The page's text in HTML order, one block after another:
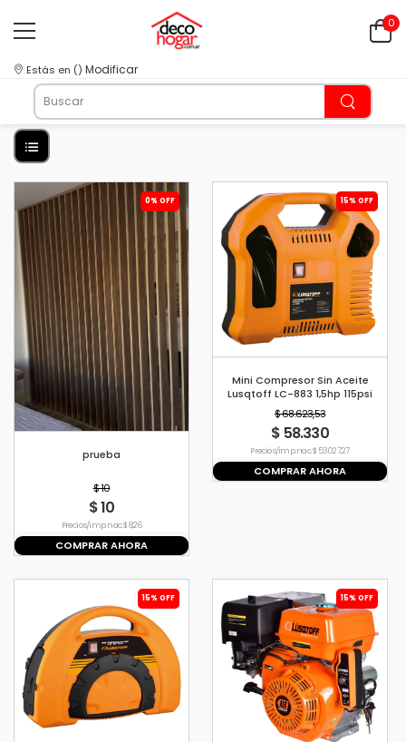
0
Estás en () Modificar
0% OFF
prueba
$ 10
$ 10
Precio s/imp. nac. $ 8,26
COMPRAR AHORA
15% OFF
Mini Compresor Sin Aceite
Lusqtoff LC-883 1,5hp 115psi
$ 68.623,53
$ 58.330
Precio s/imp. nac. $ 53.027,27
COMPRAR AHORA
15% OFF 15% OFF